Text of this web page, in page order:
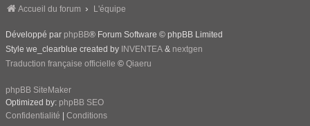
Accueil du forum L'équipe
Développé par phpBB® Forum Software © phpBB Limited
Style we_clearblue created by INVENTEA & nextgen
Traduction française officielle © Qiaeru
phpBB SiteMaker
Optimized by: phpBB SEO
Confidentialité
Conditions